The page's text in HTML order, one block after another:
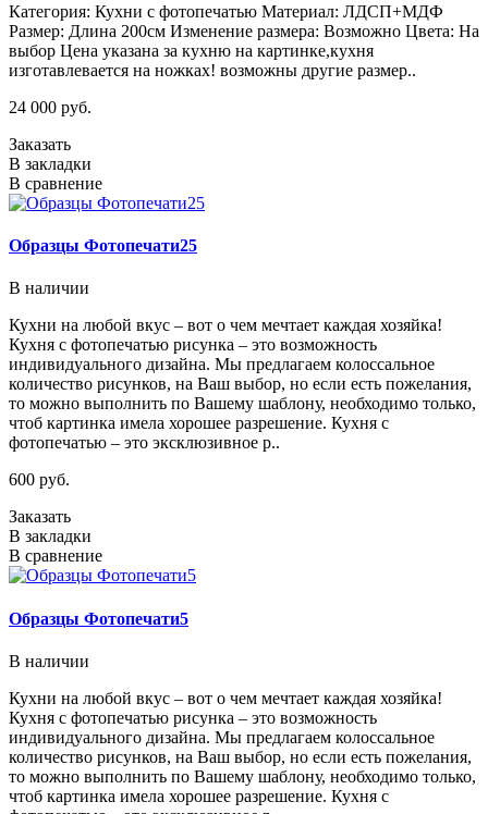
Категория: Кухни с фотопечатью Материал: ЛДСП+МДФ
Размер: Длина 200см Изменение размера: Возможно Цвета: На
выбор Цена указана за кухню на картинке,кухня
изготавлевается на ножках! возможны другие размер..
24 000 руб.
Заказать
В закладки
В сравнение
Образцы Фотопечати25
В наличии
Кухни на любой вкус – вот о чем мечтает каждая хозяйка!
Кухня с фотопечатью рисунка – это возможность
индивидуального дизайна. Мы предлагаем колоссальное
количество рисунков, на Ваш выбор, но если есть пожелания,
то можно выполнить по Вашему шаблону, необходимо только,
чтоб картинка имела хорошее разрешение. Кухня с
фотопечатью – это эксклюзивное р..
600 руб.
Заказать
В закладки
В сравнение
Образцы Фотопечати5
В наличии
Кухни на любой вкус – вот о чем мечтает каждая хозяйка!
Кухня с фотопечатью рисунка – это возможность
индивидуального дизайна. Мы предлагаем колоссальное
количество рисунков, на Ваш выбор, но если есть пожелания,
то можно выполнить по Вашему шаблону, необходимо только,
чтоб картинка имела хорошее разрешение. Кухня с